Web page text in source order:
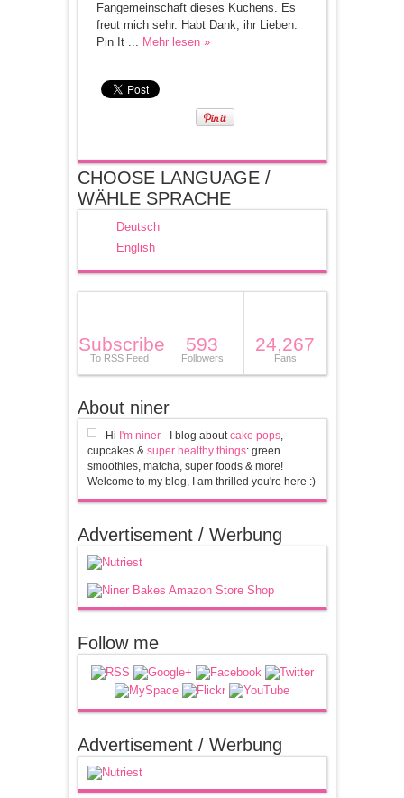
Fangemeinschaft dieses Kuchens. Es
freut mich sehr. Habt Dank, ihr Lieben.
Pin It ... Mehr lesen »
CHOOSE LANGUAGE /
WÄHLE SPRACHE
Deutsch
English
Subscribe
To RSS Feed
593
Followers
24,267
Fans
About niner
Hi I'm niner- I blog aboutcake pops,
cupcakes & super healthy things: green
smoothies, matcha, super foods & more!
Welcome to my blog, I am thrilled you're here :)
Advertisement / Werbung
Follow me
Advertisement / Werbung